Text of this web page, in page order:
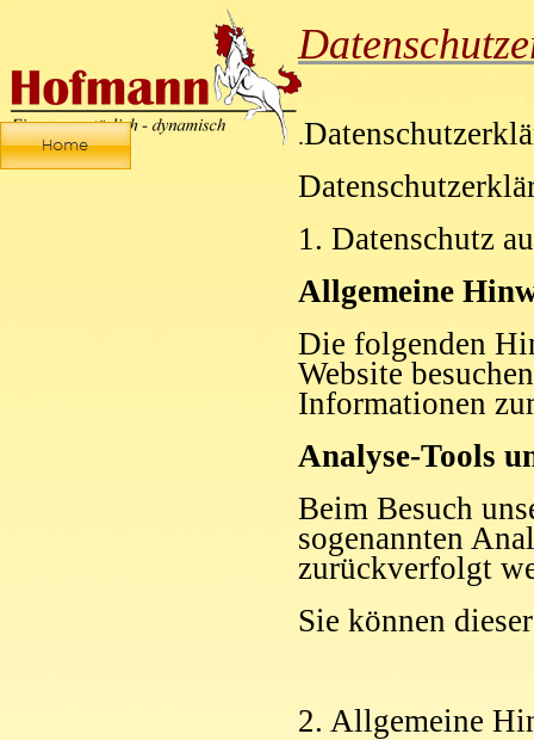
.
1. Datenschutz
Allgemeine
Die folgenden
Website
Informationen
Analyse-Tools
Beim Besuch
sogenannten
zurückverfolgt
Sie können
2. Allgemeine